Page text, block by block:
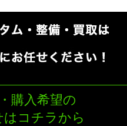
購入希望の
コチラから